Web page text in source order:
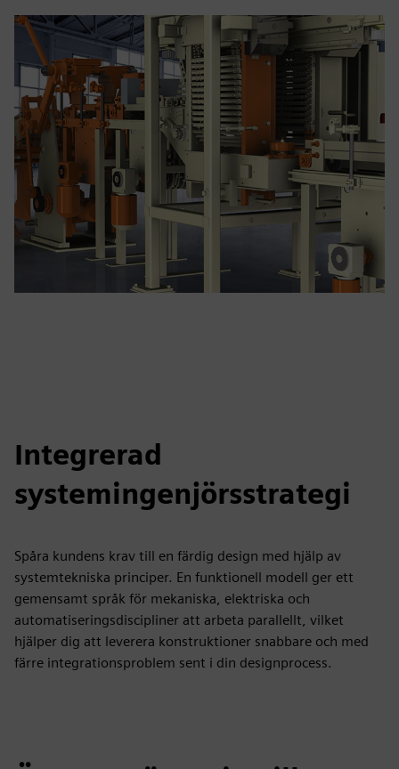
Integrerad
systemingenjörsstrategi
Spåra kundens krav till en färdig design med hjälp av
systemtekniska principer. En funktionell modell ger ett
gemensamt språk för mekaniska, elektriska och
automatiseringsdiscipliner att arbeta parallellt, vilket
hjälper dig att leverera konstruktioner snabbare och med
färre integrationsproblem sent i din designprocess.